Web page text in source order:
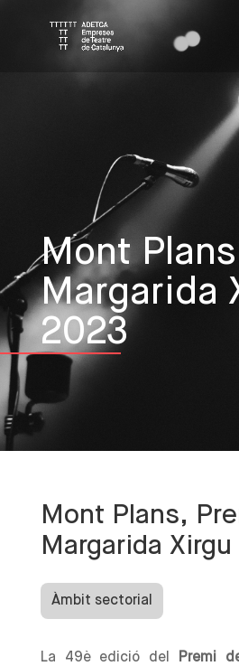
Mont
Margarida
2023
Mont Plans,
Margarida
Àmbit sectorial
La 49è edició del
Premi